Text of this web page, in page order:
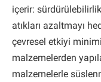
içerir:
atıkları azaltmayı
çevresel etkiyi
malzemelerden
malzemelerle